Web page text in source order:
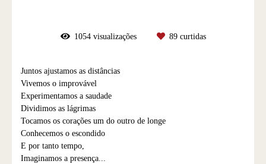
1054visualizações 89curtidas
Juntos ajustamos as distâncias
Vivemos o improvável
Experimentamos a saudade
Dividimos as lágrimas
Tocamos os corações um do outro de longe
Conhecemos o escondido
E por tanto tempo,
Imaginamos a presença...